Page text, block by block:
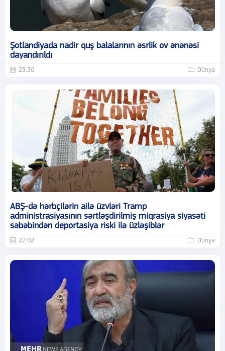
Şotlandiyada nadir quş balalarının əsrlik ov ənənəsi
dayandırıldı
23:30 Dünya
ABŞ-də hərbçilərin ailə üzvləri Tramp
administrasiyasının sərtləşdirilmiş miqrasiya siyasəti
səbəbindən deportasiya riski ilə üzləşiblər
22:02 Dünya